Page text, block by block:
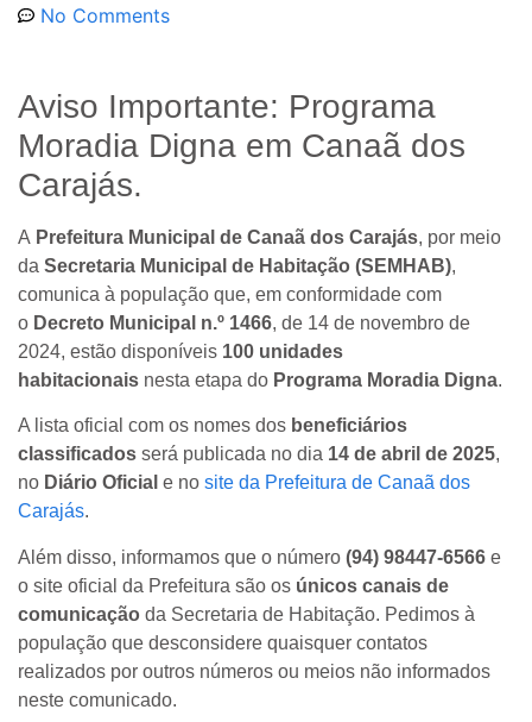
No Comments
Aviso Importante: Programa
Moradia Digna em Canaã dos
Carajás.
A Prefeitura Municipal de Canaã dos Carajás, por meio
da Secretaria Municipal de Habitação (SEMHAB),
comunica à população que, em conformidade com
o Decreto Municipal n.º 1466, de 14 de novembro de
2024, estão disponíveis 100 unidades
habitacionais nesta etapa do Programa Moradia Digna.
A lista oficial com os nomes dos beneficiários
classificados será publicada no dia 14 de abril de 2025,
no Diário Oficial e no site da Prefeitura de Canaã dos
Carajás.
Além disso, informamos que o número (94) 98447-6566 e
o site oficial da Prefeitura são os únicos canais de
comunicação da Secretaria de Habitação. Pedimos à
população que desconsidere quaisquer contatos
realizados por outros números ou meios não informados
neste comunicado.